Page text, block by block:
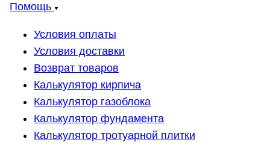
Помощь
Условия оплаты
Условия доставки
Возврат товаров
Калькулятор кирпича
Калькулятор газоблока
Калькулятор фундамента
Калькулятор тротуарной плитки